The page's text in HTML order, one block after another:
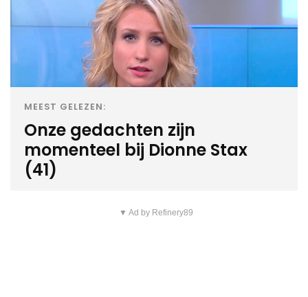
MEEST GELEZEN:
Onze gedachten zijn
momenteel bij Dionne Stax
(41)
▼ Ad by Refinery89